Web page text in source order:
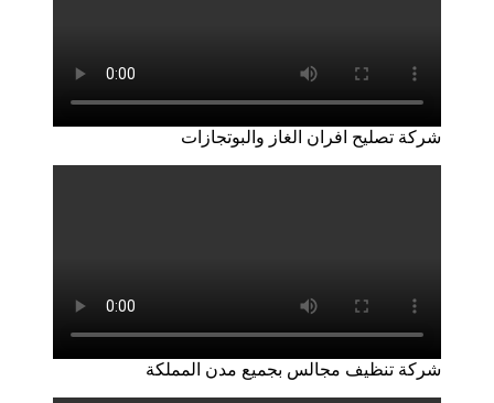
شركة تصليح افران الغاز والبوتجازات
شركة تنظيف مجالس بجميع مدن المملكة